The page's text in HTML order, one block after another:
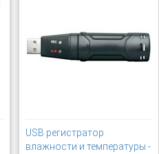
USB регистратор
влажности и температуры -